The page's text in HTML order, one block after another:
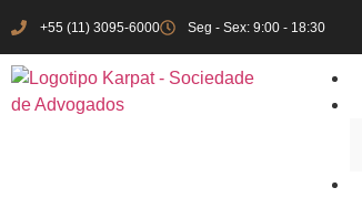
+55 (11) 3095-6000 Seg - Sex: 9:00 - 18:30